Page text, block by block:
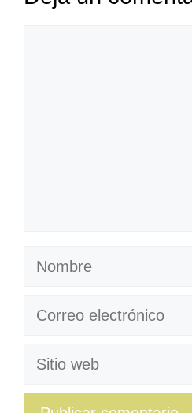
Nombre
Correo
Sitio